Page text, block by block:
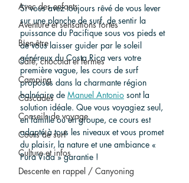
Avec des enfants
Aventure et sensations fortes
Bien-être
Café, chocolat et fermes
Camping
Cascades
Conseils de voyage
Cours de surf
Culture et infos
Descente en rappel / Canyoning
Si vous avez toujours rêvé de vous lever
sur une planche de surf, de sentir la
puissance du Pacifique sous vos pieds et
de vous laisser guider par le soleil
généreux du Costa Rica vers votre
première vague, les cours de surf
proposés dans la charmante région
balnéaire de Manuel Antonio sont la
solution idéale. Que vous voyagiez seul,
en famille ou en groupe, ce cours est
adapté à tous les niveaux et vous promet
du plaisir, la nature et une ambiance «
Pura Vida » garantie !